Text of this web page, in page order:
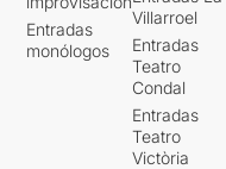
Entradas
monólogos
Villarroel
Entradas
Teatro
Condal
Entradas
Teatro
Victòria